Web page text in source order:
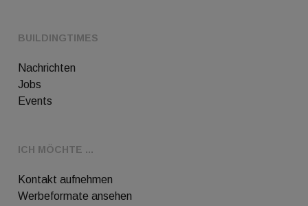
BUILDINGTIMES
Nachrichten
Jobs
Events
ICH MÖCHTE ...
Kontakt aufnehmen
Werbeformate ansehen